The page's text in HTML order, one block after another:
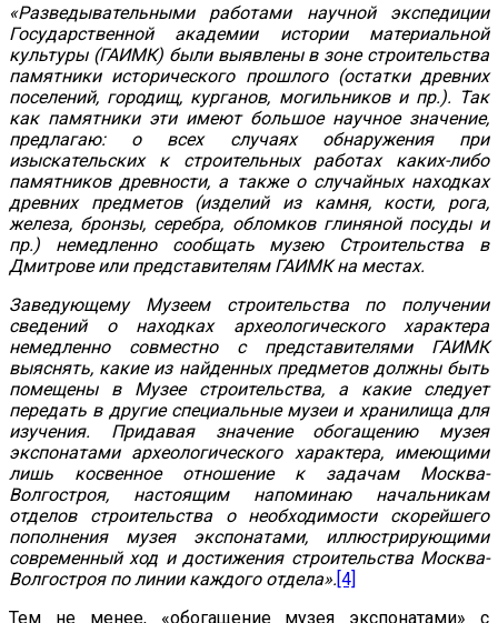
«Разведывательными работами научной экспедиции
Государственной академии истории материальной
культуры (ГАИМК) были выявлены в зоне строительства
памятники исторического прошлого (остатки древних
поселений, городищ, курганов, могильников и пр.). Так
как памятники эти имеют большое научное значение,
предлагаю: о всех случаях обнаружения при
изыскательских к строительных работах каких-либо
памятников древности, а также о случайных находках
древних предметов (изделий из камня, кости, рога,
железа, бронзы, серебра, обломков глиняной посуды и
пр.) немедленно сообщать музею Строительства в
Дмитрове или представителям ГАИМК на местах.
Заведующему Музеем строительства по получении
сведений о находках археологического характера
немедленно совместно с представителями ГАИМК
выяснять, какие из найденных предметов должны быть
помещены в Музее строительства, а какие следует
передать в другие специальные музеи и хранилища для
изучения. Придавая значение обогащению музея
экспонатами археологического характера, имеющими
лишь косвенное отношение к задачам Москва-
Волгостроя, настоящим напоминаю начальникам
отделов строительства о необходимости скорейшего
пополнения музея экспонатами, иллюстрирующими
современный ход и достижения строительства Москва-
Волгостроя по линии каждого отдела».[4]
Тем не менее, «обогащение музея экспонатами» с